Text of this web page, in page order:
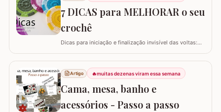
7 DICAS para MELHORAR o seu
crochê
Dicas para iniciação e finalização invisível das voltas:
garante um acabamento quase imperceptível nas
iniciações e finalizações das voltas, resultando em um
trabalho mais elegante. Variações de pontos com o
falso ponto alto: Experimentar…
Artigo 🔥muitas dezenas viram essa semana
Cama, mesa, banho e
acessórios - Passo a passo